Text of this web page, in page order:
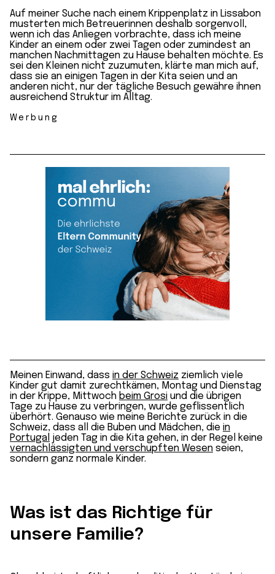
Auf meiner Suche nach einem Krippenplatz in Lissabon
musterten mich Betreuerinnen deshalb sorgenvoll,
wenn ich das Anliegen vorbrachte, dass ich meine
Kinder an einem oder zwei Tagen oder zumindest an
manchen Nachmittagen zu Hause behalten möchte. Es
sei den Kleinen nicht zuzumuten, klärte man mich auf,
dass sie an einigen Tagen in der Kita seien und an
anderen nicht, nur der tägliche Besuch gewähre ihnen
ausreichend Struktur im Alltag.
Werbung
Meinen Einwand, dass in der Schweiz ziemlich viele
Kinder gut damit zurechtkämen, Montag und Dienstag
in der Krippe, Mittwoch beim Grosi und die übrigen
Tage zu Hause zu verbringen, wurde geflissentlich
überhört. Genauso wie meine Berichte zurück in die
Schweiz, dass all die Buben und Mädchen, die in
Portugal jeden Tag in die Kita gehen, in der Regel keine
vernachlässigten und verschupften Wesen seien,
sondern ganz normale Kinder.
Was ist das Richtige für
unsere Familie?